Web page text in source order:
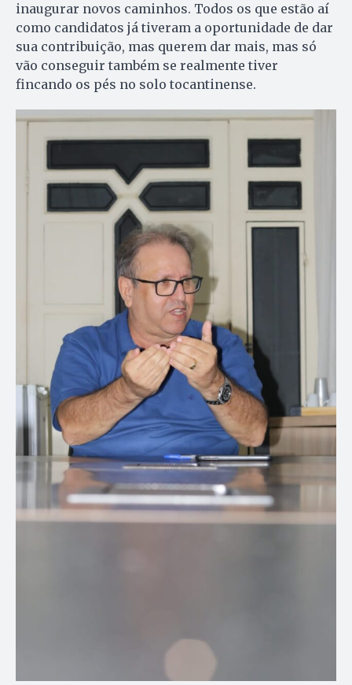
inaugurar novos caminhos. Todos os que estão aí
como candidatos já tiveram a oportunidade de dar
sua contribuição, mas querem dar mais, mas só
vão conseguir também se realmente tiver
fincando os pés no solo tocantinense.